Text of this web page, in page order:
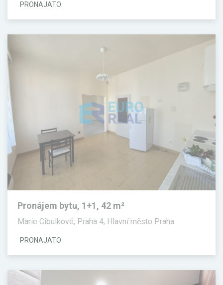
PRONAJATO
Pronájem bytu, 1+1, 42 m²
Marie Cibulkové, Praha 4, Hlavní město Praha
PRONAJATO